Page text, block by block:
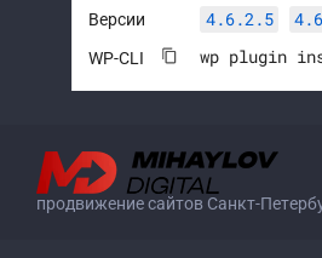
Версии
4.6.2.5
WP-CLI
продвижение сайтов Санкт-